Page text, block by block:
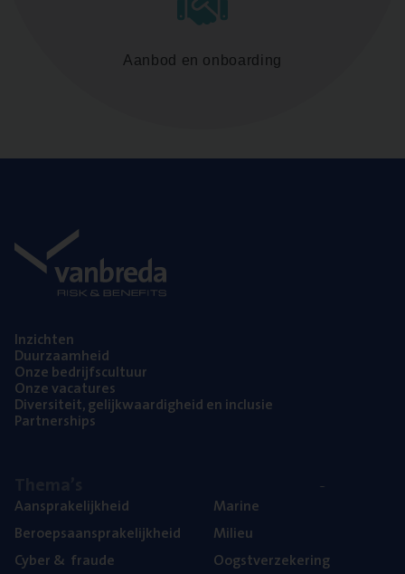
Aanbod en onboarding
Inzich­ten
Duur­zaam­heid
Onze bedrijfs­cul­tuur
Onze vaca­tu­res
Diver­si­teit, gelijk­waar­dig­heid en inclusie
Part­ner­ships
Aan­spra­ke­lijk­heid
Beroeps­aan­spra­ke­lijk­heid
Cyber& fraude
Mari­ne
Mili­eu
Oogst­ver­ze­ke­ring